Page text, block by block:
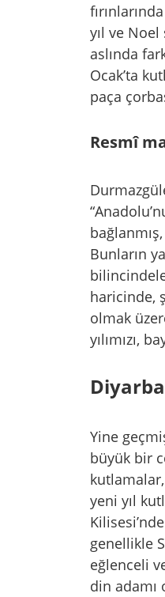
yıl ve
aslında
Ocak’ta
paça
Resmî
Bunların
haricinde,
olmak
yılımızı,
Yine
büyük bir
yeni yıl
genellikle
eğlenceli
din adamı